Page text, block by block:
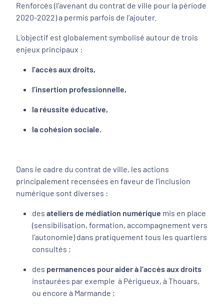
Renforcés (l’avenant du contrat de ville pour la période
2020-2022) a permis parfois de l’ajouter.
L’objectif est globalement symbolisé autour de trois
enjeux principaux :
l’accès aux droits,
l’insertion professionnelle,
la réussite éducative,
la cohésion sociale.
Dans le cadre du contrat de ville, les actions
principalement recensées en faveur de l’inclusion
numérique sont diverses :
des ateliers de médiation numérique mis en place
(sensibilisation, formation, accompagnement vers
l’autonomie) dans pratiquement tous les quartiers
consultés ;
des permanences pour aider à l’accès aux droits
instaurées par exemple à Périgueux, à Thouars,
ou encore à Marmande ;